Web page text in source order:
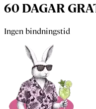
60 DAGAR
Ingen bindningstid